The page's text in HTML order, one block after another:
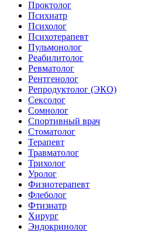
Проктолог
Психиатр
Психолог
Психотерапевт
Пульмонолог
Реабилитолог
Ревматолог
Рентгенолог
Репродуктолог (ЭКО)
Сексолог
Сомнолог
Спортивный врач
Стоматолог
Терапевт
Травматолог
Трихолог
Уролог
Физиотерапевт
Флеболог
Фтизиатр
Хирург
Эндокринолог